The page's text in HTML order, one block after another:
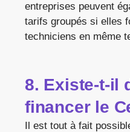
entreprises peuvent
tarifs groupés si elles
techniciens en même
8. Existe-t-il
financer le
Il est tout à fait